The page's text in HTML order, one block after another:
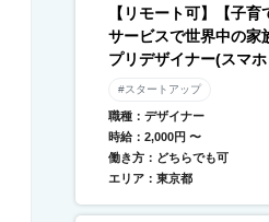
【リモート可】【子
サービスで世界中の家
プリデザイナー(スマ
Webデザイナー募集
#スタートアップ
職種：デザイナー
時給：2,000円 〜
働き方：どちらでも可
エリア：東京都